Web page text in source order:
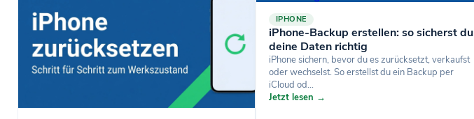
IPHONE
iPhone-Backup erstellen: so sicherst du
deine Daten richtig
iPhone sichern, bevor du es zurücksetzt, verkaufst
oder wechselst. So erstellst du ein Backup per
iCloud od...
Jetzt lesen →